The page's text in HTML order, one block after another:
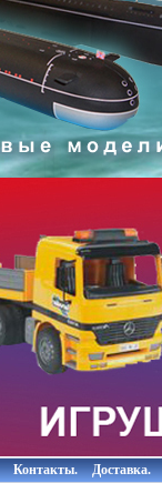
Контакты. Доставка.